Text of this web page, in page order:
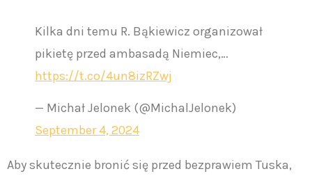
Kilka dni temu R. Bąkiewicz organizował
pikietę przed ambasadą Niemiec,…
https://t.co/4un8izRZwj
— Michał Jelonek (@MichalJelonek)
September 4, 2024
Aby skutecznie bronić się przed bezprawiem Tuska,